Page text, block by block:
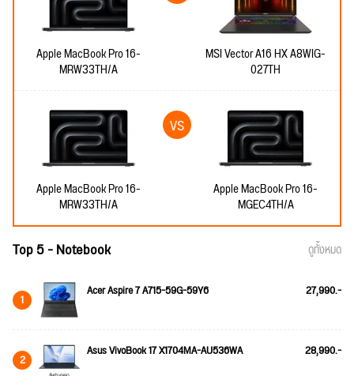
Apple MacBook Pro 16-
MRW33TH/A
MSI Vector A16 HX A8WIG-
027TH
Apple MacBook Pro 16-
MRW33TH/A
Apple MacBook Pro 16-
MGEC4TH/A
Top 5 - Notebook ดูทั้งหมด
1 Acer Aspire 7 A715-59G-59Y6 27,990.-
2 Asus VivoBook 17 X1704MA-AU536WA 28,990.-